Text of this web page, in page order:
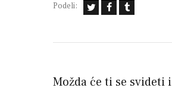
Podeli:
Možda će ti se svideti i